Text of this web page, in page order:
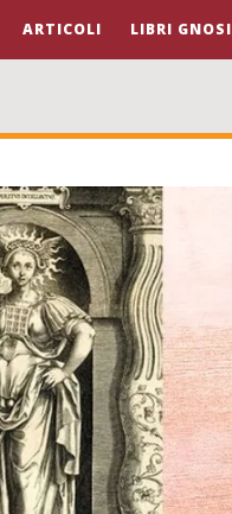
ARTICOLI LIBRI GNOSI